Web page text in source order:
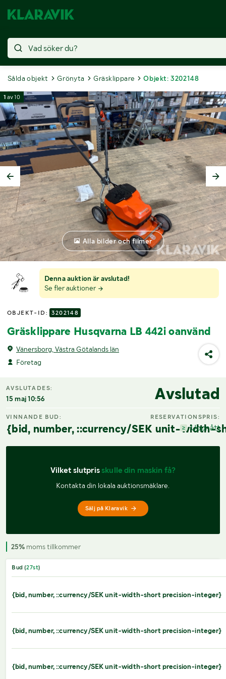
Sålda objekt Grönyta Gräsklippare Objekt: 3202148
Denna auktion är avslutad!
Se fler auktioner
OBJEKT-ID: 3202148
Gräsklippare Husqvarna LB 442i oanvänd
Vänersborg, Västra Götalands län
Företag
1 av10
Alla bilder och filmer
AVSLUTADES:
15 maj 10:56 Avslutad
VINNANDE BUD:
{bid, number, ::currency/SEK unit-width-
RESERVATIONSPRIS:
Uppnått
Vilket slutpris skulle din maskin få?
Kontakta din lokala auktionsmäklare.
Sälj på Klaravik
25% moms tillkommer
Bud (27st)
{bid, number, ::currency/SEK unit-width-short precision-integer}
{bid, number, ::currency/SEK unit-width-short precision-integer}
{bid, number, ::currency/SEK unit-width-short precision-integer}